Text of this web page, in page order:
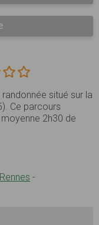
situé sur la
Ce parcours
2h30 de
-